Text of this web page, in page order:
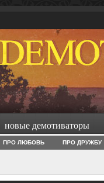
новые демотиваторы
ПРО ЛЮБОВЬ ПРО ДРУЖБУ